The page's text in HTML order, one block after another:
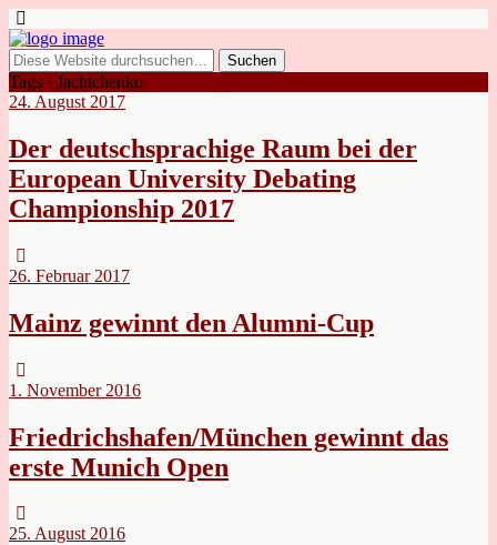
Tags › Jachtchenko
24. August 2017
Der deutschsprachige Raum bei der
European University Debating
Championship 2017
26. Februar 2017
Mainz gewinnt den Alumni-Cup
1. November 2016
Friedrichshafen/München gewinnt das
erste Munich Open
25. August 2016